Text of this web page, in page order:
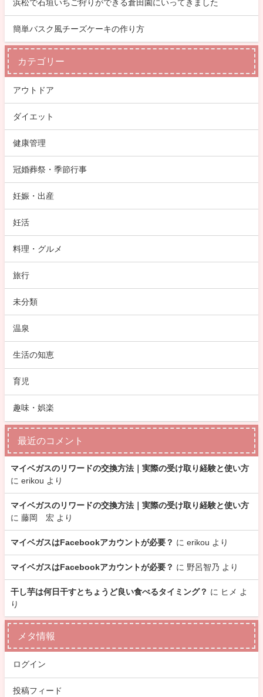
浜松で石垣いちご狩りができる倉田園にいってきました
簡単バスク風チーズケーキの作り方
カテゴリー
アウトドア
ダイエット
健康管理
冠婚葬祭・季節行事
妊娠・出産
妊活
料理・グルメ
旅行
未分類
温泉
生活の知恵
育児
趣味・娯楽
最近のコメント
マイベガスのリワードの交換方法｜実際の受け取り経験と使い方
に erikou より
マイベガスのリワードの交換方法｜実際の受け取り経験と使い方
に 藤岡 宏 より
マイベガスはFacebookアカウントが必要？ に erikou より
マイベガスはFacebookアカウントが必要？ に 野呂智乃 より
干し芋は何日干すとちょうど良い食べるタイミング？ に ヒメ
よ
り
メタ情報
ログイン
投稿フィード